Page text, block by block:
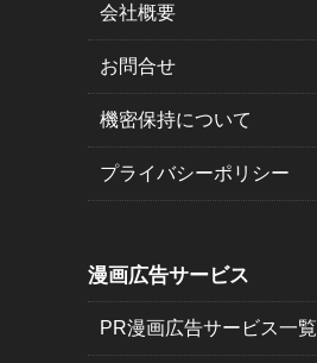
会社概要
お問合せ
機密保持について
プライバシーポリシー
漫画広告サービス
PR漫画広告サービス一覧